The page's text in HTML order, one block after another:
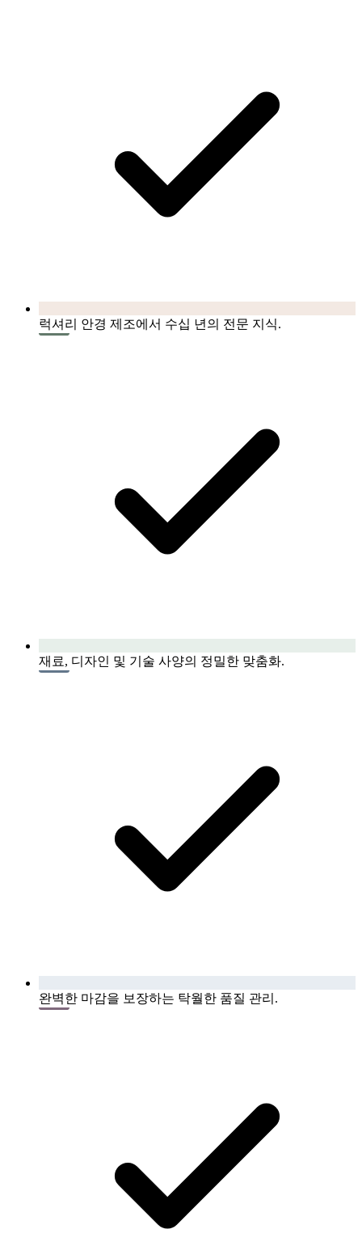
럭셔리 안경 제조에서 수십 년의 전문 지식.
재료, 디자인 및 기술 사양의 정밀한 맞춤화.
완벽한 마감을 보장하는 탁월한 품질 관리.